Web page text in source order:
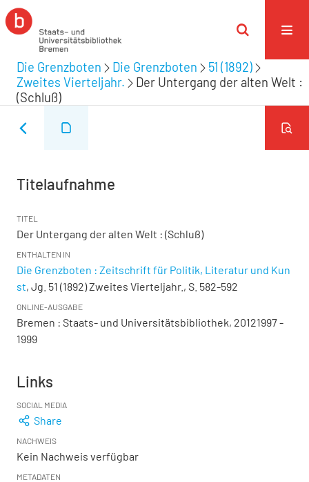
Die Grenzboten Die Grenzboten
51 (1892)
Zweites Vierteljahr.
Der Untergang der alten Welt :
(Schluß)
Titelaufnahme
TITEL
Der Untergang der alten Welt : (Schluß)
ENTHALTEN IN
Die Grenzboten : Zeitschrift für Politik, Literatur und Kun
st, Jg. 51 (1892) Zweites Vierteljahr., S. 582-592
ONLINE-AUSGABE
Bremen : Staats- und Universitätsbibliothek, 20121997 -
1999
Links
SOCIAL MEDIA
Share
NACHWEIS
Kein Nachweis verfügbar
METADATEN